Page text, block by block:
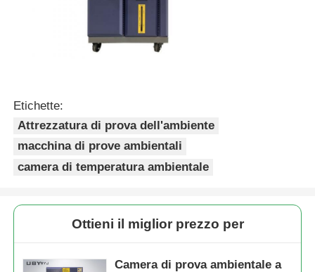
Etichette:
Attrezzatura di prova dell'ambiente
macchina di prove ambientali
camera di temperatura ambientale
Ottieni il miglior prezzo per
Camera di prova ambientale a